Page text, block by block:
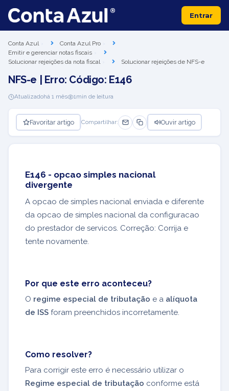
Entrar
Conta Azul
Conta Azul Pro
Emitir e gerenciar notas fiscais
Solucionar rejeições da nota fiscal
Solucionar rejeições de NFS-e
NFS-e | Erro: Código: E146
Atualizadohá 1 mês 1min de leitura
Favoritar artigo Compartilhar: Ouvir artigo
E146 - opcao simples nacional
divergente
A opcao de simples nacional enviada e diferente
da opcao de simples nacional da configuracao
do prestador de servicos. Correção: Corrija e
tente novamente.
Por que este erro aconteceu?
O regime especial de tributação e a alíquota
de ISS foram preenchidos incorretamente.
Como resolver?
Para corrigir este erro é necessário utilizar o
Regime especial de tributação conforme está